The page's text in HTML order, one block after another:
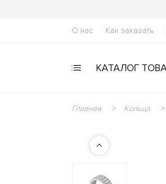
О нас Как заказать
КАТАЛОГ
Главная Кольца